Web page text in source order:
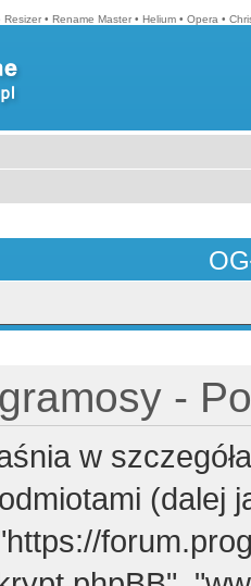
Resizer • Rename Master • Helium • Opera •
-
w
(dalej